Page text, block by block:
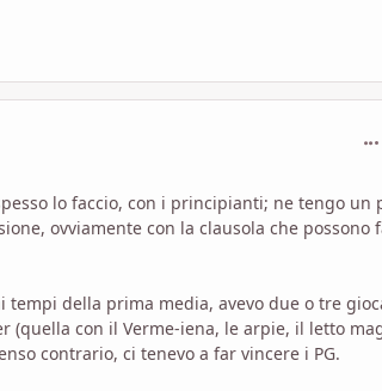
lo faccio, con i principianti; ne tengo un
ovviamente con la clausola che possono
della prima media, avevo due o tre
(quella con il Verme-iena, le arpie, il letto
contrario, ci tenevo a far vincere i PG.